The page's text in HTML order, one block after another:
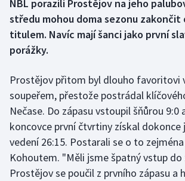
Curling
Dostihy
Florbal
Futsal
Golf
Gymnastika
NBL porazili Prostějov na jeho
středu mohou doma sezonu zakončit
titulem. Navíc mají šanci jako první
porážky.
Prostějov přitom byl dlouho favoritovi
soupeřem, přestože postrádal
Nečase. Do zápasu vstoupil šňůrou 9:0
koncovce první čtvrtiny získal
vedení 26:15. Postarali se o to
Kohoutem. "Měli jsme špatný vstup do
Prostějov se poučil z prvního zápasu a